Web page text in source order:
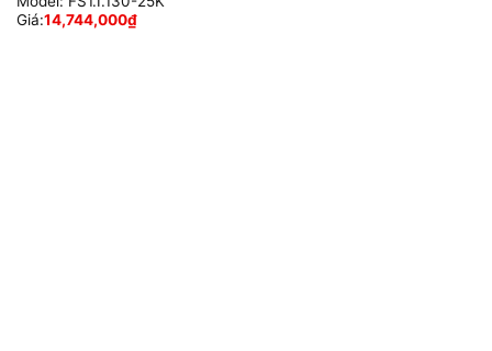
Giá:14,744,000₫